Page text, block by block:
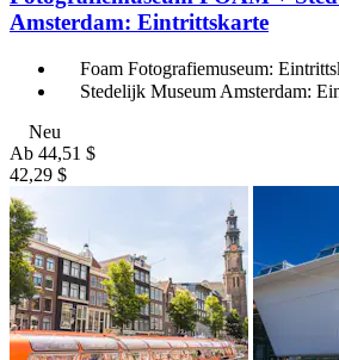
Amsterdam: Eintrittskarte
Foam Fotografiemuseum:
Stedelijk Museum Amsterdam:
Neu
Ab 44,51 $
42,29 $